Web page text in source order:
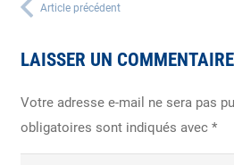
Article précédent
LAISSER UN COMMENTAIRE
Votre adresse e-mail ne sera pas
obligatoires sont indiqués avec *